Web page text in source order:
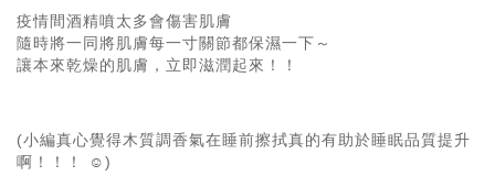
疫情間酒精噴太多會傷害肌膚
隨時將一同將肌膚每一寸關節都保濕一下～
讓本來乾燥的肌膚，立即滋潤起來！！
(小編真心覺得木質調香氣在睡前擦拭真的有助於睡眠品質提升
啊！！！ ☺️)